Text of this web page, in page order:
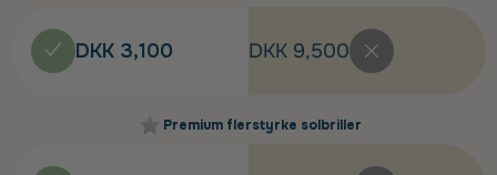
DKK 3,100 DKK 9,500
Premium flerstyrke solbriller